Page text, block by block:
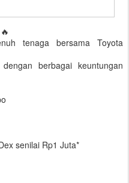
tenaga bersama Toyota
berbagai keuntungan
senilai Rp1 Juta*